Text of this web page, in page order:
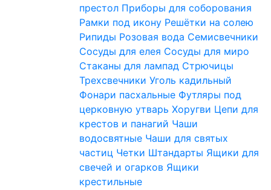
престол Приборы для соборования
Рамки под икону Решётки на солею
Рипиды Розовая вода Семисвечники
Сосуды для елея Сосуды для миро
Стаканы для лампад Стрючицы
Трехсвечники Уголь кадильный
Фонари пасхальные Футляры под
церковную утварь Хоругви Цепи для
крестов и панагий Чаши
водосвятные Чаши для святых
частиц Четки Штандарты Ящики для
свечей и огарков Ящики
крестильные